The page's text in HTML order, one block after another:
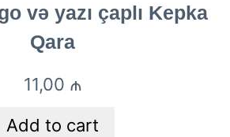
və yazı çaplı Kepka
Qara
11,00 ₼
Add to cart